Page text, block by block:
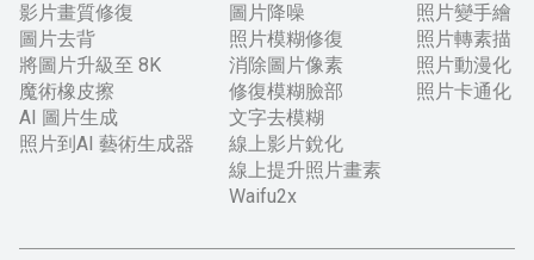
影片畫質修復
圖片去背
將圖片升級至 8K
魔術橡皮擦
AI 圖片生成
照片到AI 藝術生成器
圖片降噪
照片模糊修復
消除圖片像素
修復模糊臉部
文字去模糊
線上影片銳化
線上提升照片畫素
Waifu2x
照片變手繪
照片轉素描
照片動漫化
照片卡通化